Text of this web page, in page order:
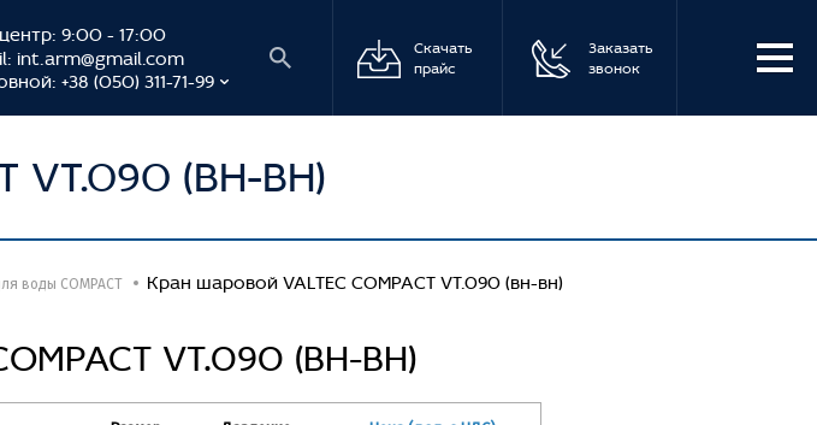
9:00 - 17:00
int.arm@gmail.com
+38 (050) 311-71-99
Скачать
прайс
Заказать
звонок
VT.090 (ВН-ВН)
воды COMPACT Кран шаровой VALTEC COMPACT VT.090 (вн-вн)
VT.090 (ВН-ВН)